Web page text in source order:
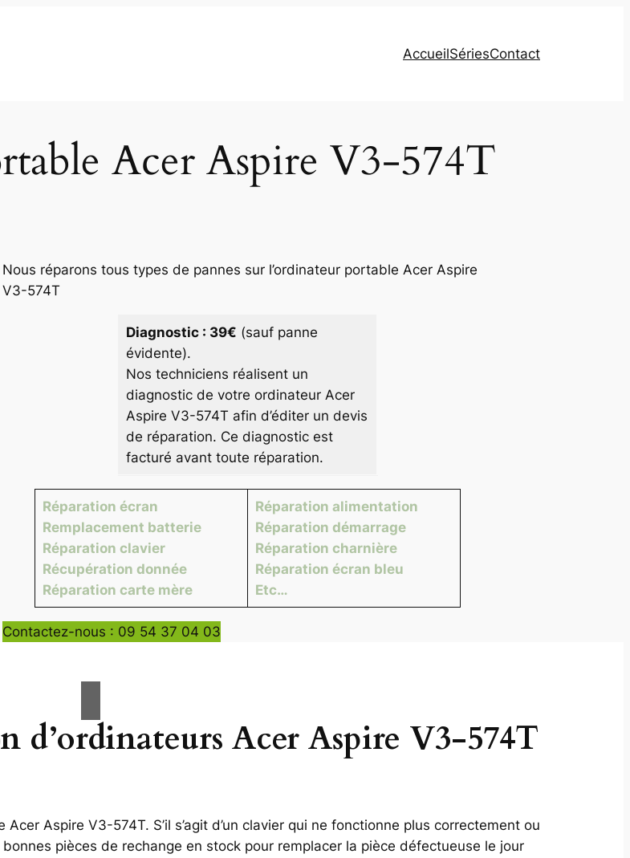
AccueilSériesContact
Acer Aspire V3-574T
Nous réparons tous types de pannes sur l’ordinateur portable Acer Aspire
V3-574T
Diagnostic : 39€ (sauf panne
évidente).
Nos techniciens réalisent un
diagnostic de votre ordinateur Acer
Aspire V3-574T afin d’éditer un devis
de réparation. Ce diagnostic est
facturé avant toute réparation.
Réparation écran
Remplacement batterie
Réparation clavier
Récupération donnée
Réparation carte mère
Réparation alimentation
Réparation démarrage
Réparation charnière
Réparation écran bleu
Etc…
Contactez-nous : 09 54 37 04 03
d’ordinateurs Acer Aspire V3-574T
Aspire V3-574T. S’il s’agit d’un clavier qui ne fonctionne plus correctement ou
pièces de rechange en stock pour remplacer la pièce défectueuse le jour